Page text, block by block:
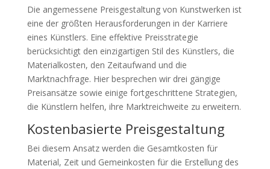
Die angemessene Preisgestaltung von Kunstwerken ist
eine der größten Herausforderungen in der Karriere
eines Künstlers. Eine effektive Preisstrategie
berücksichtigt den einzigartigen Stil des Künstlers, die
Materialkosten, den Zeitaufwand und die
Marktnachfrage. Hier besprechen wir drei gängige
Preisansätze sowie einige fortgeschrittene Strategien,
die Künstlern helfen, ihre Marktreichweite zu erweitern.
Kostenbasierte Preisgestaltung
Bei diesem Ansatz werden die Gesamtkosten für
Material, Zeit und Gemeinkosten für die Erstellung des